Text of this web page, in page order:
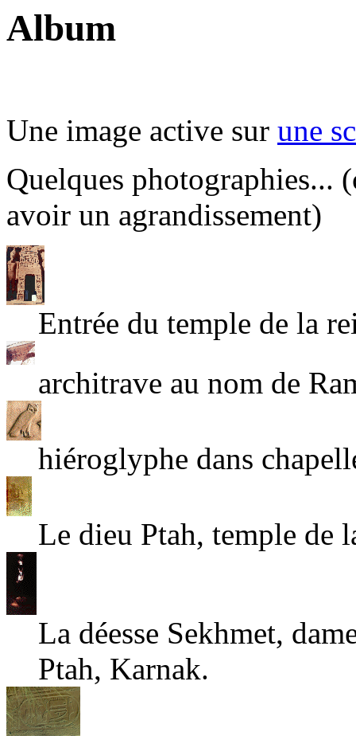
Album
Une image active sur une
Quelques photographies...
avoir un agrandissement)
Entrée du temple de la
architrave au nom de
hiéroglyphe dans
Le dieu Ptah, temple de
La déesse Sekhmet,
Ptah, Karnak.